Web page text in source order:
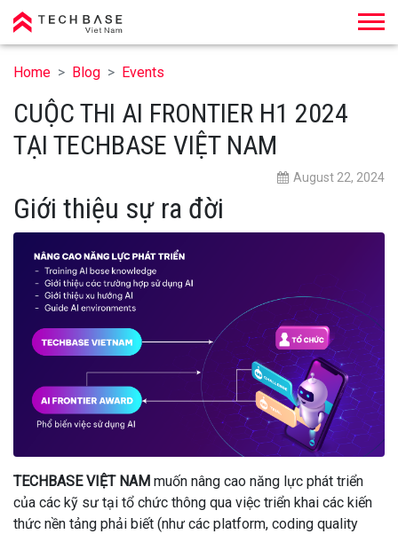
Home Blog Events
CUỘC THI AI FRONTIER H1 2024
TẠI TECHBASE VIỆT NAM
August 22, 2024
Giới thiệu sự ra đời
TECHBASE VIỆT NAM muốn nâng cao năng lực phát triển
của các kỹ sư tại tổ chức thông qua việc triển khai các kiến
thức nền tảng phải biết (như các platform, coding quality